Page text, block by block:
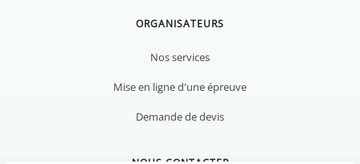
ORGANISATEURS
Nos services
Mise en ligne d'une épreuve
Demande de devis